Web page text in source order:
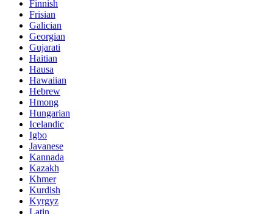
Finnish
Frisian
Galician
Georgian
Gujarati
Haitian
Hausa
Hawaiian
Hebrew
Hmong
Hungarian
Icelandic
Igbo
Javanese
Kannada
Kazakh
Khmer
Kurdish
Kyrgyz
Latin